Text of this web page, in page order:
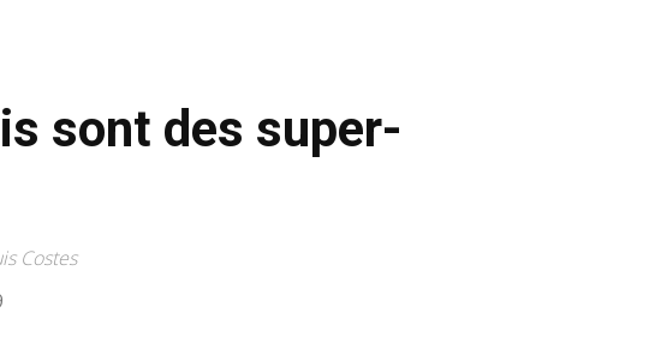
sont des super-
Costes